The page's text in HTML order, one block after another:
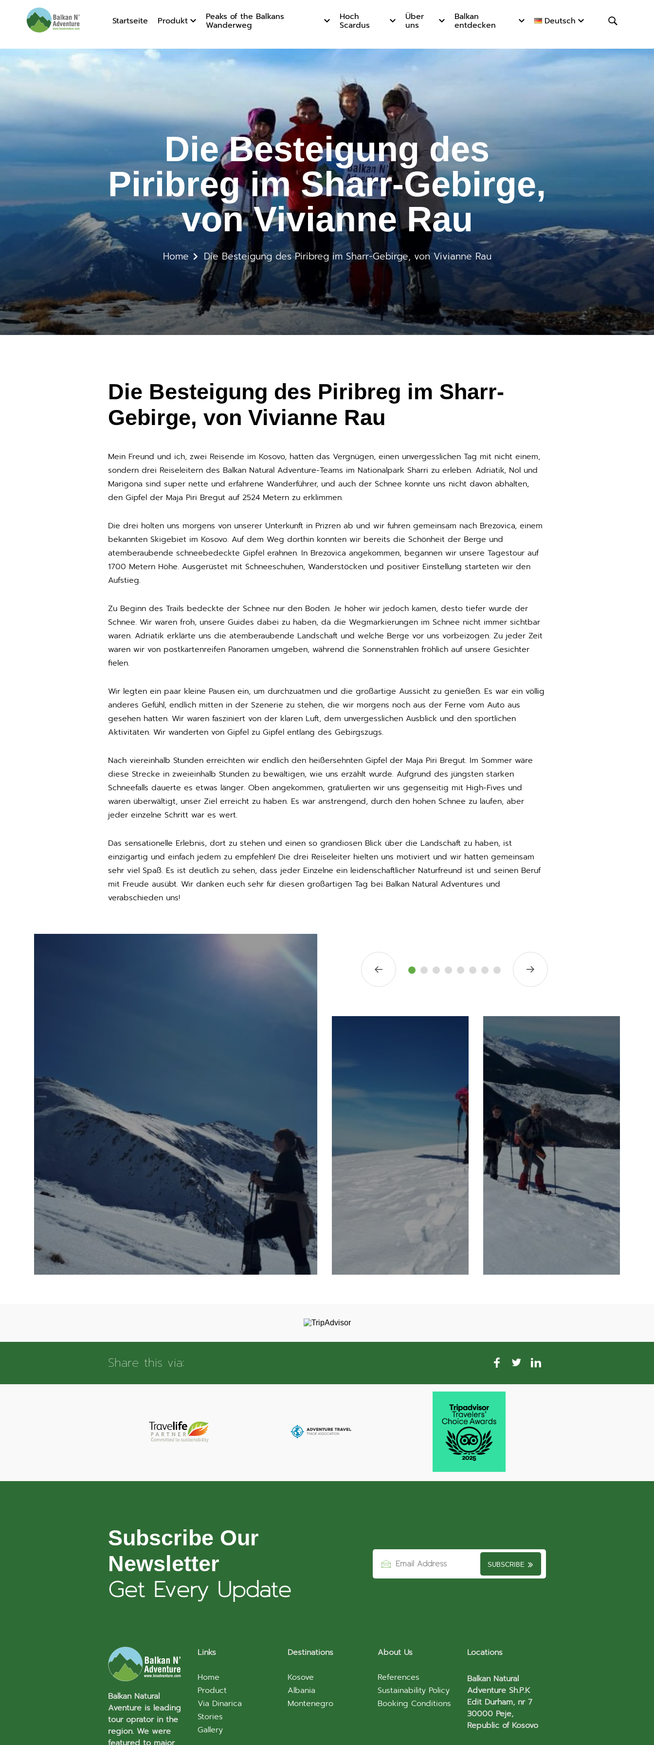
Die Besteigung des
Startseite Produkt Peaks of the Balkans
Wanderweg
Hoch
Scardus
Über
uns
Balkan
entdecken Deutsch
Die Besteigung des
Piribreg im Sharr-Gebirge,
von Vivianne Rau
Home Die Besteigung des Piribreg im Sharr-Gebirge, von Vivianne Rau
Die Besteigung des Piribreg im Sharr-
Gebirge, von Vivianne Rau
Mein Freund und ich, zwei Reisende im Kosovo, hatten das Vergnügen, einen unvergesslichen Tag mit nicht einem,
sondern drei Reiseleitern des Balkan Natural Adventure-Teams im Nationalpark Sharri zu erleben. Adriatik, Nol und
Marigona sind super nette und erfahrene Wanderführer, und auch der Schnee konnte uns nicht davon abhalten,
den Gipfel der Maja Piri Bregut auf 2524 Metern zu erklimmen.
Die drei holten uns morgens von unserer Unterkunft in Prizren ab und wir fuhren gemeinsam nach Brezovica, einem
bekannten Skigebiet im Kosovo. Auf dem Weg dorthin konnten wir bereits die Schönheit der Berge und
atemberaubende schneebedeckte Gipfel erahnen. In Brezovica angekommen, begannen wir unsere Tagestour auf
1700 Metern Höhe. Ausgerüstet mit Schneeschuhen, Wanderstöcken und positiver Einstellung starteten wir den
Aufstieg.
Zu Beginn des Trails bedeckte der Schnee nur den Boden. Je höher wir jedoch kamen, desto tiefer wurde der
Schnee. Wir waren froh, unsere Guides dabei zu haben, da die Wegmarkierungen im Schnee nicht immer sichtbar
waren. Adriatik erklärte uns die atemberaubende Landschaft und welche Berge vor uns vorbeizogen. Zu jeder Zeit
waren wir von postkartenreifen Panoramen umgeben, während die Sonnenstrahlen fröhlich auf unsere Gesichter
fielen.
Wir legten ein paar kleine Pausen ein, um durchzuatmen und die großartige Aussicht zu genießen. Es war ein völlig
anderes Gefühl, endlich mitten in der Szenerie zu stehen, die wir morgens noch aus der Ferne vom Auto aus
gesehen hatten. Wir waren fasziniert von der klaren Luft, dem unvergesslichen Ausblick und den sportlichen
Aktivitäten. Wir wanderten von Gipfel zu Gipfel entlang des Gebirgszugs.
Nach viereinhalb Stunden erreichten wir endlich den heißersehnten Gipfel der Maja Piri Bregut. Im Sommer wäre
diese Strecke in zweieinhalb Stunden zu bewältigen, wie uns erzählt wurde. Aufgrund des jüngsten starken
Schneefalls dauerte es etwas länger. Oben angekommen, gratulierten wir uns gegenseitig mit High-Fives und
waren überwältigt, unser Ziel erreicht zu haben. Es war anstrengend, durch den hohen Schnee zu laufen, aber
jeder einzelne Schritt war es wert.
Das sensationelle Erlebnis, dort zu stehen und einen so grandiosen Blick über die Landschaft zu haben, ist
einzigartig und einfach jedem zu empfehlen! Die drei Reiseleiter hielten uns motiviert und wir hatten gemeinsam
sehr viel Spaß. Es ist deutlich zu sehen, dass jeder Einzelne ein leidenschaftlicher Naturfreund ist und seinen Beruf
mit Freude ausübt. Wir danken euch sehr für diesen großartigen Tag bei Balkan Natural Adventures und
verabschieden uns!
Share this via:
Subscribe Our
Newsletter
Get Every Update
SUBSCRIBE
Balkan Natural
Aventure is leading
tour oprator in the
region. We were
Links
Home
Product
Via Dinarica
Stories
Gallery
Destinations
Kosove
Albania
Montenegro
About Us
References
Sustainability Policy
Booking Conditions
Locations
Balkan Natural
Adventure Sh.P.K
Edit Durham, nr 7
30000 Peje,
Republic of Kosovo